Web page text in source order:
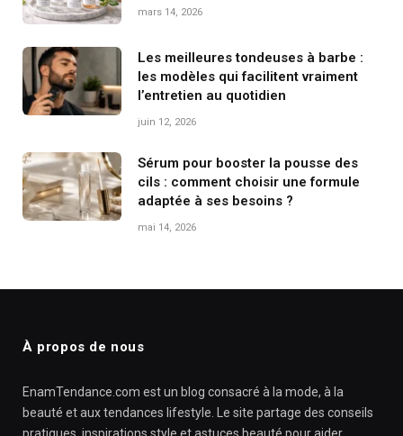
mars 14, 2026
Les meilleures tondeuses à barbe :
les modèles qui facilitent vraiment
l’entretien au quotidien
juin 12, 2026
Sérum pour booster la pousse des
cils : comment choisir une formule
adaptée à ses besoins ?
mai 14, 2026
À propos de nous
EnamTendance.com est un blog consacré à la mode, à la
beauté et aux tendances lifestyle. Le site partage des conseils
pratiques, inspirations style et astuces beauté pour aider